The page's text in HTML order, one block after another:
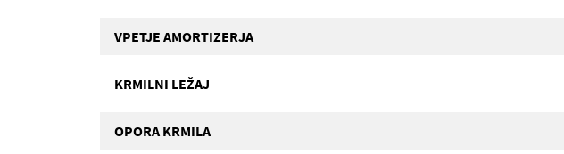
VPETJE AMORTIZERJA
KRMILNI LEŽAJ
OPORA KRMILA